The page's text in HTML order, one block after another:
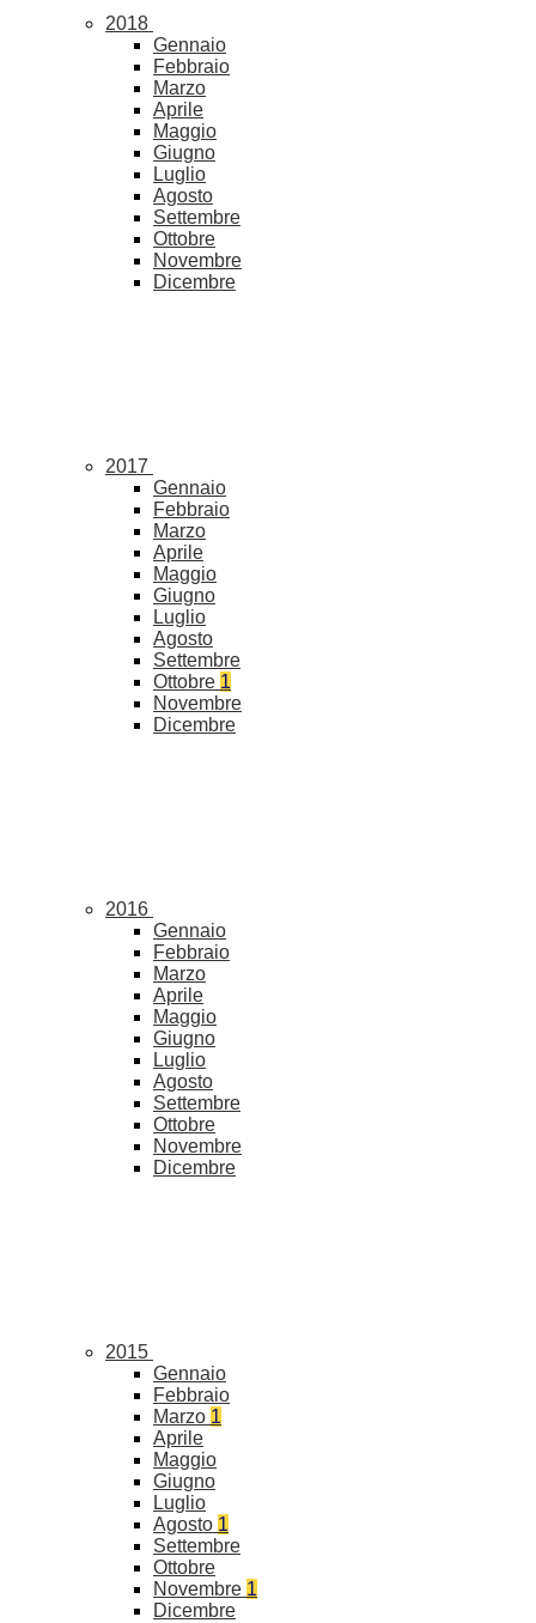
2018
Gennaio
Febbraio
Marzo
Aprile
Maggio
Giugno
Luglio
Agosto
Settembre
Ottobre
Novembre
Dicembre
2017
Gennaio
Febbraio
Marzo
Aprile
Maggio
Giugno
Luglio
Agosto
Settembre
Ottobre 1
Novembre
Dicembre
2016
Gennaio
Febbraio
Marzo
Aprile
Maggio
Giugno
Luglio
Agosto
Settembre
Ottobre
Novembre
Dicembre
2015
Gennaio
Febbraio
Marzo 1
Aprile
Maggio
Giugno
Luglio
Agosto 1
Settembre
Ottobre
Novembre 1
Dicembre